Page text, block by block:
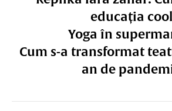
educația cool
Yoga în
Cum s-a transformat
an de